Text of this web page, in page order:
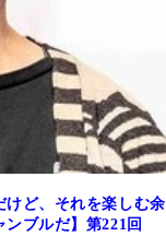
けど、それを楽しむ余
ブルだ】第221回